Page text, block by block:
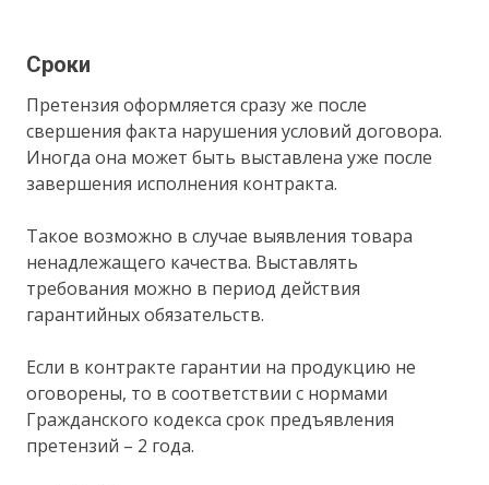
Сроки
Претензия оформляется сразу же после
свершения факта нарушения условий договора.
Иногда она может быть выставлена уже после
завершения исполнения контракта.
Такое возможно в случае выявления товара
ненадлежащего качества. Выставлять
требования можно в период действия
гарантийных обязательств.
Если в контракте гарантии на продукцию не
оговорены, то в соответствии с нормами
Гражданского кодекса срок предъявления
претензий – 2 года.